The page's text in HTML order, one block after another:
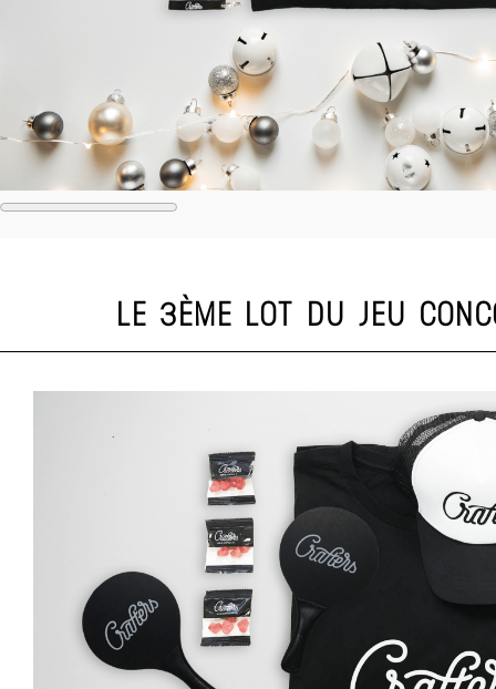
LE 3ÈME LOT DU JEU